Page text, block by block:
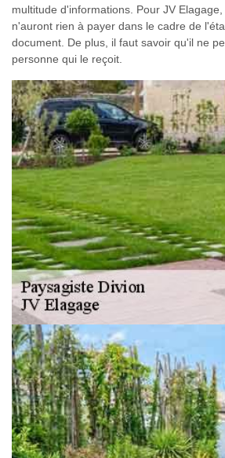
multitude d'informations. Pour JV
n'auront rien à payer dans le cadre de
document. De plus, il faut savoir qu'il ne
personne qui le reçoit.